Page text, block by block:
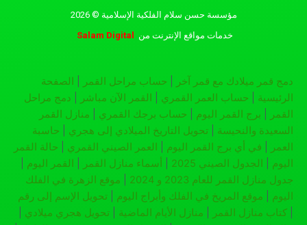
مؤسسة حسن سلام الفلكية الإسلامية © 2026
خدمات مواقع الإنترنت من Salam Digital
دمج قمر ميلادك مع قمر آخر حساب مراحل القمر
الصفحة
الرئيسية
حساب العمر القمري القمر الآن مباشر
دمج مراحل
القمر
برج القمر اليوم حساب برجك القمري
منازل القمر
السعيدة والنحيسة
تحويل التاريخ الميلادي إلى هجري
حاسبة
العمر
في أي برج القمر اليوم العمر الصيني القمري
حالة القمر
اليوم
الجدول الصيني 2025 أسماء منازل القمر القمر اليوم
جدول منازل القمر للعام 2023 و 2024
موقع الزهرة في الفلك
اليوم
موقع المريخ في الفلك وأبراج اليوم
تحويل الإسم إلى رقم
كتاب منازل القمر منازل الأيام الماضية تحويل هجري ميلادي